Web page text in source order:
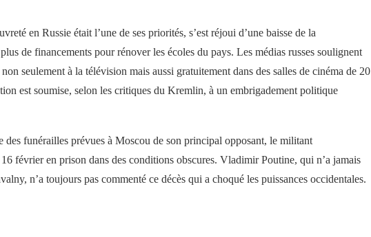
en Russie était l’une de ses priorités, s’est réjoui d’une baisse de la
de financements pour rénover les écoles du pays. Les médias russes soulignent
seulement à la télévision mais aussi gratuitement dans des salles de cinéma de 20
est soumise, selon les critiques du Kremlin, à un embrigadement politique
funérailles prévues à Moscou de son principal opposant, le militant
février en prison dans des conditions obscures. Vladimir Poutine, qui n’a jamais
n’a toujours pas commenté ce décès qui a choqué les puissances occidentales.